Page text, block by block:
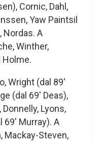
Cornic, Dahl,
Yaw Paintsil
Nordas. A
Winther,
Holme.
Wright (dal 89′
(dal 69′ Deas),
Lyons,
69′ Murray). A
Mackay-Steven,